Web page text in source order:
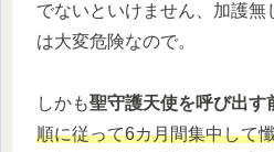
でないといけません、加護無
は大変危険なので。
しかも聖守護天使を呼び出す
順に従って6カ月間集中して